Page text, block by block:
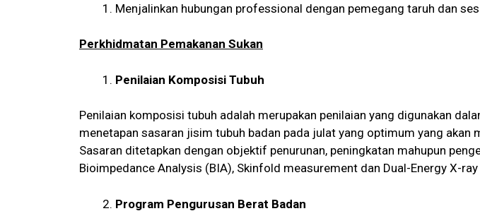
Menjalinkan hubungan professional dengan pemegang taruh dan
Perkhidmatan Pemakanan Sukan
Penilaian Komposisi Tubuh
Penilaian komposisi tubuh adalah merupakan penilaian yang digunakan
menetapan sasaran jisim tubuh badan pada julat yang optimum yang
Sasaran ditetapkan dengan objektif penurunan, peningkatan mahupun
Bioimpedance Analysis (BIA), Skinfold measurement dan Dual-Energy X-
Program Pengurusan Berat Badan